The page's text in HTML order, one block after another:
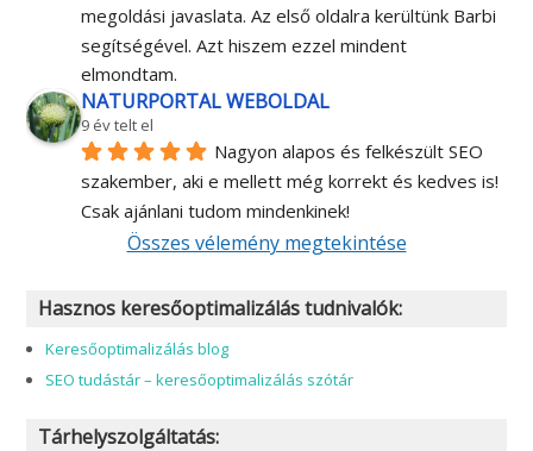
megoldási javaslata. Az első oldalra kerültünk Barbi
segítségével. Azt hiszem ezzel mindent
elmondtam.
NATURPORTAL WEBOLDAL
9 év telt el
Nagyon alapos és felkészült SEO
szakember, aki e mellett még korrekt és kedves is!
Csak ajánlani tudom mindenkinek!
Összes vélemény megtekintése
Hasznos keresőoptimalizálás tudnivalók:
Keresőoptimalizálás blog
SEO tudástár – keresőoptimalizálás szótár
Tárhelyszolgáltatás: